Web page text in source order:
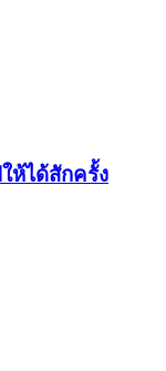
ห้ได้สักครั้ง